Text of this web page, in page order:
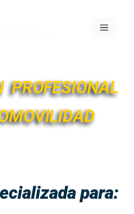
PROFESIONAL
para: